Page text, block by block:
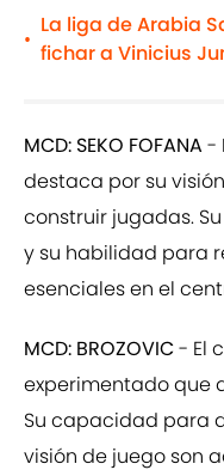
•
La liga de Arabia
fichar a Vinicius
MCD: SEKO FOFANA -
destaca por su
construir jugadas.
y su habilidad para
esenciales en el
MCD: BROZOVIC- El
experimentado que
Su capacidad para
visión de juego son